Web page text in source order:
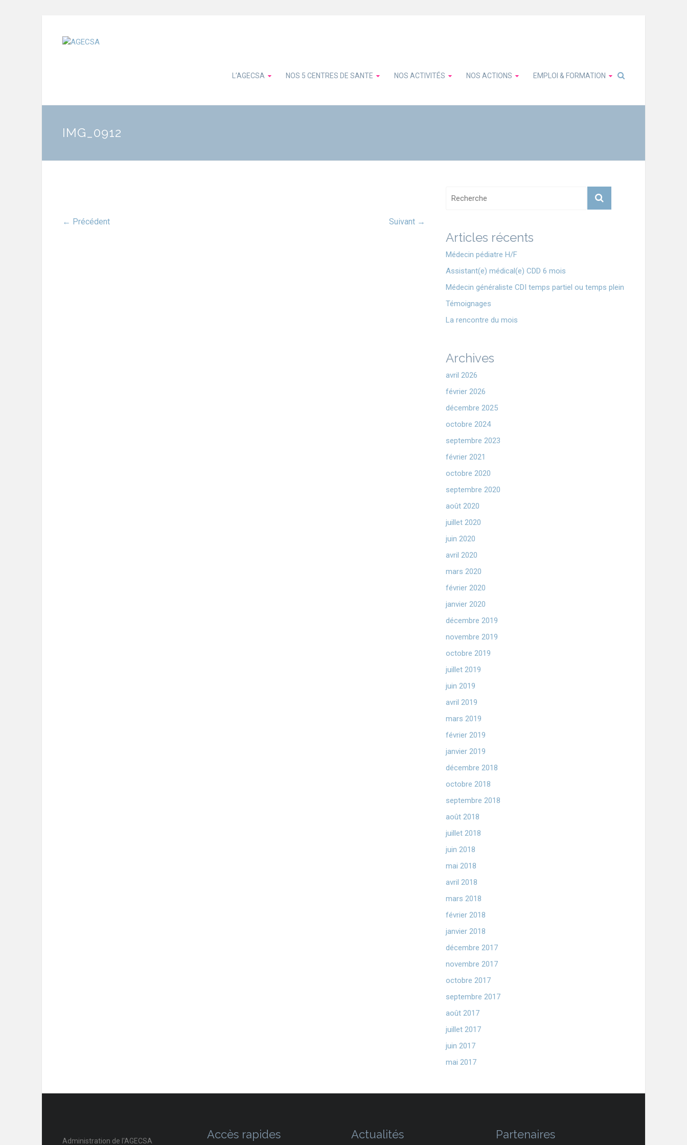
L’AGECSA NOS 5 CENTRES DE SANTE NOS ACTIVITÉS NOS ACTIONS EMPLOI & FORMATION
IMG_0912
← Précédent Suivant →
Articles récents
Médecin pédiatre H/F
Assistant(e) médical(e) CDD 6 mois
Médecin généraliste CDI temps partiel ou temps plein
Témoignages
La rencontre du mois
Archives
avril 2026
février 2026
décembre 2025
octobre 2024
septembre 2023
février 2021
octobre 2020
septembre 2020
août 2020
juillet 2020
juin 2020
avril 2020
mars 2020
février 2020
janvier 2020
décembre 2019
novembre 2019
octobre 2019
juillet 2019
juin 2019
avril 2019
mars 2019
février 2019
janvier 2019
décembre 2018
octobre 2018
septembre 2018
août 2018
juillet 2018
juin 2018
mai 2018
avril 2018
mars 2018
février 2018
janvier 2018
décembre 2017
novembre 2017
octobre 2017
septembre 2017
août 2017
juillet 2017
juin 2017
mai 2017
Administration de l'AGECSA Accès rapides Actualités Partenaires